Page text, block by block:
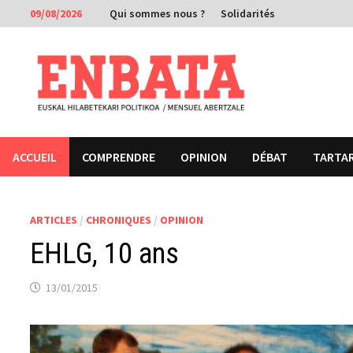
Passer
au
contenu
09/08/2026 Qui sommes nous ? Solidarités
ACCUEIL COMPRENDRE OPINION DÉBAT
ARTICLES / CHRONIQUES / OPINION
EHLG, 10 ans
13/01/2015